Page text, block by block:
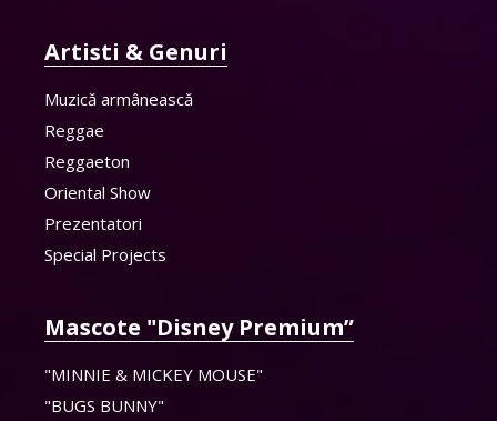
Artisti & Genuri
Muzică armânească
Reggae
Reggaeton
Oriental Show
Prezentatori
Special Projects
Mascote "Disney Premium”
"MINNIE & MICKEY MOUSE"
"BUGS BUNNY"